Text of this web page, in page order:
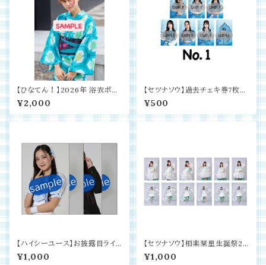
【ひなてん！】2026年 浴衣ポス
トカード（4枚1セット）
¥2,000
【セツナソウ】過去チェキ券7枚セ
ット
¥500
【ハイシーユース】お披露目ライ
ブグッズ 生写真
¥1,000
【セツナソウ】相楽栞里生誕祭20
25グッズ生写真（4枚セット）
¥1,000